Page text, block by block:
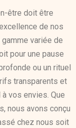
être doit être
de nos
variée de
pour une pause
ou un rituel
transparents et
vos envies. Que
nous avons conçu
chez nous soit